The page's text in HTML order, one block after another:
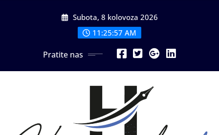
Subota, 8 kolovoza 2026
11:25:58 AM
Pratite nas